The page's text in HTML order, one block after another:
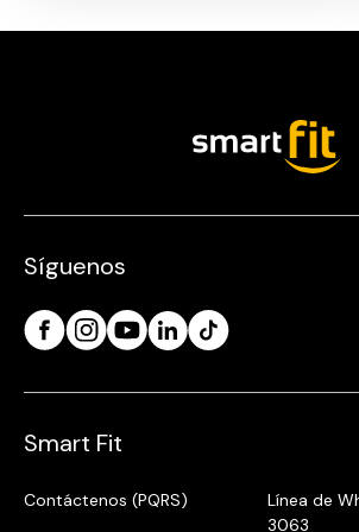
Síguenos
Smart Fit
Contáctenos (PQRS)
Línea de
3063